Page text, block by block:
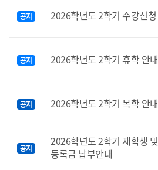
공지 2026학년도 2학기 수강신청
공지 2026학년도 2학기 휴학 안
공지 2026학년도 2학기 복학 안
공지
2026학년도 2학기 재학생
등록금 납부안내